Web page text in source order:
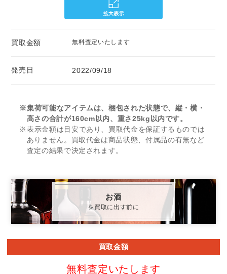
買取金額 無料査定いたします
発売日 2022/09/18
※集荷可能なアイテムは、梱包された状態で、縦・横・
高さの合計が160cm以内、重さ25kg以内です。
※表示金額は目安であり、買取代金を保証するものでは
ありません。買取代金は商品状態、付属品の有無など
査定の結果で決定されます。
お酒
を買取に出す前に
買取金額
無料査定いたします